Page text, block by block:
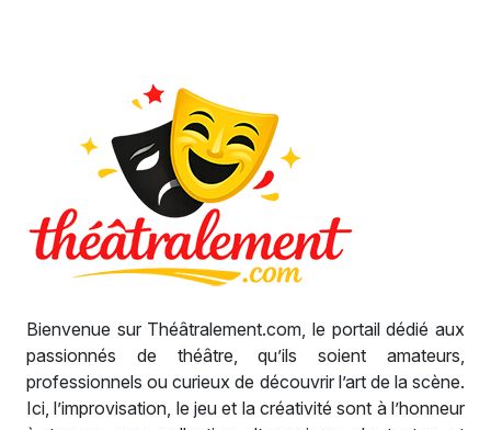
Bienvenue sur Théâtralement.com, le portail dédié aux
passionnés de théâtre, qu’ils soient amateurs,
professionnels ou curieux de découvrir l’art de la scène.
Ici, l’improvisation, le jeu et la créativité sont à l’honneur